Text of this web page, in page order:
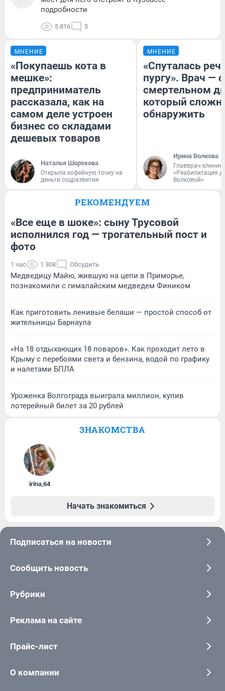
подробности
5 816 5
МНЕНИЕ
«Покупаешь кота в
мешке»:
предприниматель
рассказала, как на
самом деле устроен
бизнес со складами
дешевых товаров
Наталья Шорохова
Открыла кофейную точку на
деньги соцразвития
МНЕНИЕ
«Спуталась
пургу». Врач — о
смертельном
который
обнаружить
Ирина Волкова
Главврач
«Реабилитация
Волковой»
РЕКОМЕНДУЕМ
«Все еще в шоке»: сыну Трусовой
исполнился год — трогательный пост и
фото
1 час 1 308 Обсудить
Медведицу Майю, жившую на цепи в Приморье,
познакомили с гималайским медведем Фиником
Как приготовить ленивые беляши — простой способ от
жительницы Барнаула
«На 18 отдыхающих 18 поваров». Как проходит лето в
Крыму с перебоями света и бензина, водой по графику
и налетами БПЛА
Уроженка Волгограда выиграла миллион, купив
лотерейный билет за 20 рублей
ЗНАКОМСТВА
irina,64
Начать знакомиться
Подписаться на новости
Сообщить новость
Рубрики
Реклама на сайте
Прайс-лист
О компании